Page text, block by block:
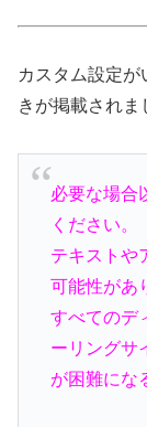
カスタム設定
きが掲載されま
必要な場合
ください。
テキストや
可能性があ
すべてのデ
ーリングサ
が困難にな